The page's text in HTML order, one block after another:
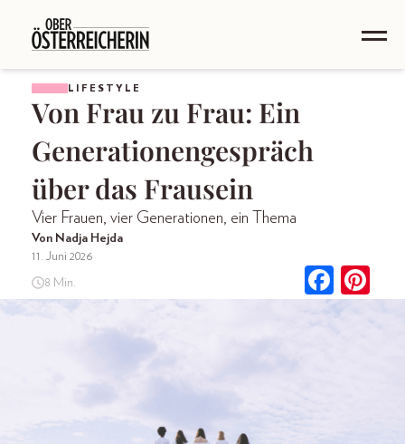
LIFESTYLE
Von Frau zu Frau: Ein
Generationengespräch
über das Frausein
Vier Frauen, vier Generationen, ein Thema
Von Nadja Hejda
11. Juni 2026
8 Min.